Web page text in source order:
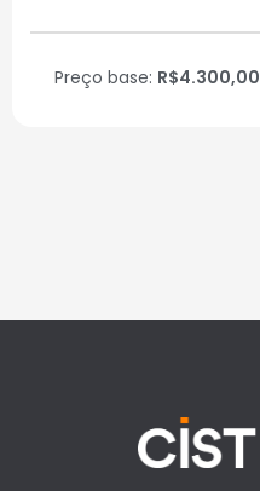
Preço base: R$4.300,00